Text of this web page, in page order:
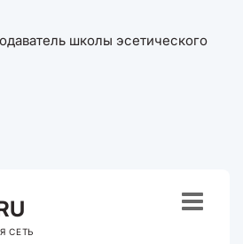
школы эсетического
СЕТЬ
